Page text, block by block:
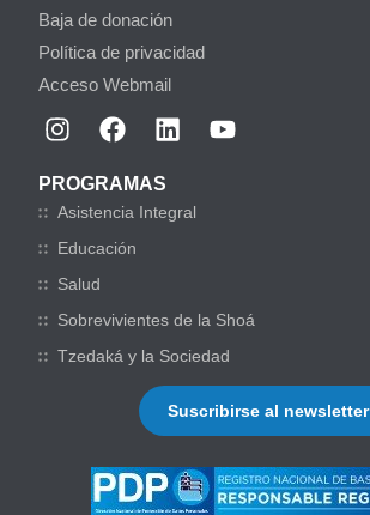
Baja de donación
Política de privacidad
Acceso Webmail
PROGRAMAS
Asistencia Integral
Educación
Salud
Sobrevivientes de la Shoá
Tzedaká y la Sociedad
Suscribirse al newsletter